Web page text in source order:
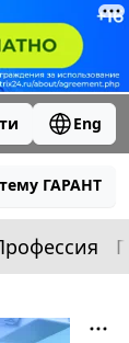
Eng
ГАРАНТ